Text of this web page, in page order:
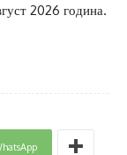
2026 година.